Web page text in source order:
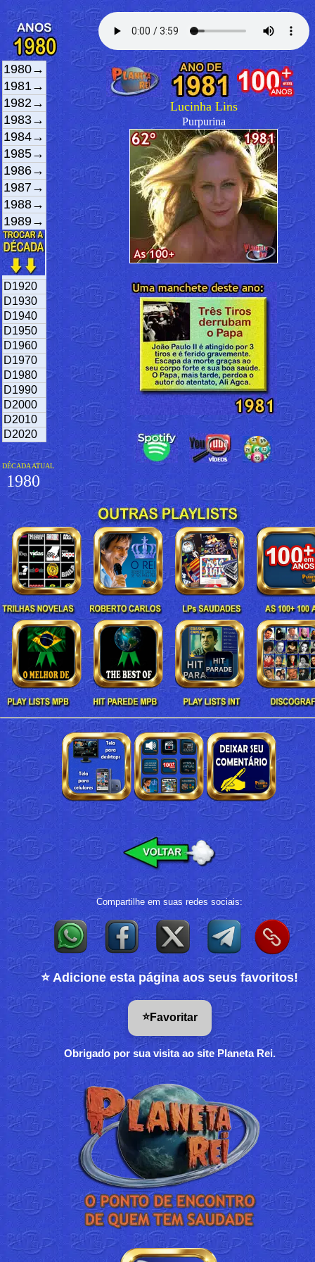
1980→
1981→
1982→
1983→
1984→
1985→
1986→
1987→
1988→
1989→
D1920
D1930
D1940
D1950
D1960
D1970
D1980
D1990
D2000
D2010
D2020
DÉCADA ATUAL
1980
Lucinha Lins
Purpurina
Compartilhe em suas redes sociais:
⭐ Adicione esta página aos seus favoritos!
⭐Favoritar
Obrigado por sua visita ao site Planeta Rei.